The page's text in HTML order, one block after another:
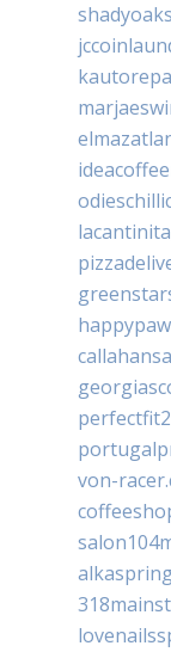
von-